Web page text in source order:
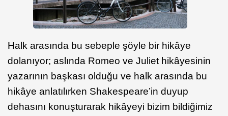
Halk arasında bu sebeple şöyle bir hikâye
dolanıyor; aslında Romeo ve Juliet hikâyesinin
yazarının başkası olduğu ve halk arasında bu
hikâye anlatılırken Shakespeare’in duyup
dehasını konuşturarak hikâyeyi bizim bildiğimiz